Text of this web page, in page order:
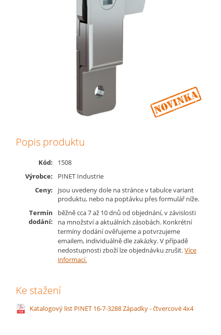
Popis produktu
Kód:
1508
Výrobce:
PINET Industrie
Ceny:
jsou uvedeny dole na stránce v tabulce variant
produktu, nebo na poptávku přes formulář níže.
Termín
dodání:
běžně cca 7 až 10 dnů od objednání, v závislosti
na množství a aktuálních zásobách. Konkrétní
termíny dodání ověřujeme a potvrzujeme
emailem, individuálně dle zakázky. V případě
nedostupnosti zboží lze objednávku zrušit.Více
informací.
Ke stažení
Katalogový list PINET 16-7-3288 Západky - čtvercové 4x4